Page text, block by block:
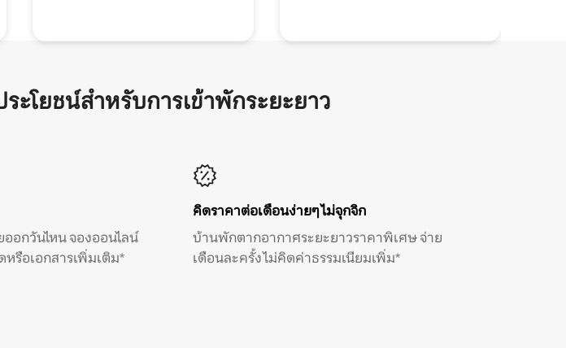
ะโยชน์สำหรับการเข้าพักระยะยาว
ออกวันไหน จองออนไลน์
รือเอกสารเพิ่มเติม*
คิดราคาต่อเดือนง่ายๆ ไม่จุกจิก
บ้านพักตากอากาศระยะยาวราคาพิเศษ จ่าย
เดือนละครั้ง ไม่คิดค่าธรรมเนียมเพิ่ม*